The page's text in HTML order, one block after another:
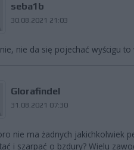
seba1b
30.08.2021 21:03
nie da się pojechać wyścigu
Glorafindel
31.08.2021 07:30
nie ma żadnych jakichkolwiek
i szarpać o bzdury? Wielu